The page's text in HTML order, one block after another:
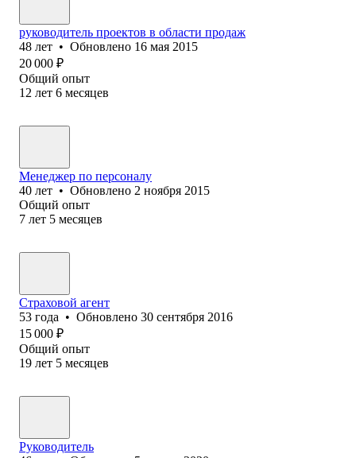
руководитель проектов в области продаж
48 лет • Обновлено 16 мая 2015
20 000 ₽
Общий опыт
12 лет 6 месяцев
Менеджер по персоналу
40 лет • Обновлено 2 ноября 2015
Общий опыт
7 лет 5 месяцев
Страховой агент
53 года • Обновлено 30 сентября 2016
15 000 ₽
Общий опыт
19 лет 5 месяцев
Руководитель